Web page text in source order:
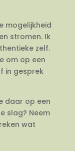
mogelijkheid
stromen. Ik
zelf.
om op een
in gesprek
daar op een
slag? Neem
wat